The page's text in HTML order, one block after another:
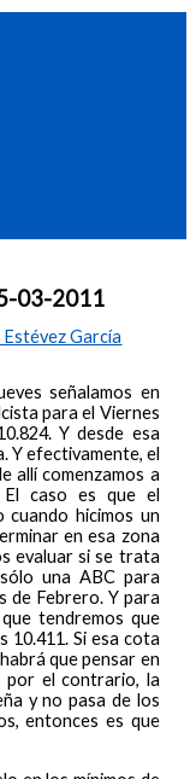
03-2011
Estévez García
señalamos en
para el Viernes
Y desde esa
Y efectivamente, el
allí comenzamos a
El caso es que el
cuando hicimos un
en esa zona
evaluar si se trata
una ABC para
de Febrero. Y para
tendremos que
10.411. Si esa cota
que pensar en
por el contrario, la
y no pasa de los
entonces es que